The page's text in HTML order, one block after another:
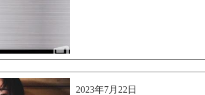
2023年7月22日